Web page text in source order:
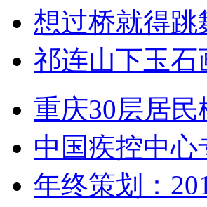
想过桥就得跳
祁连山下玉
重庆30层居
中国疾控中心
年终策划：